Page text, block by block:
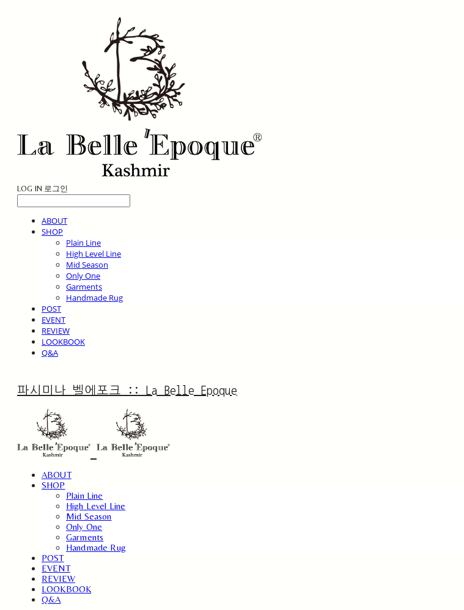
LOG IN 로그인
ABOUT
SHOP
Plain Line
High Level Line
Mid Season
Only One
Garments
Handmade Rug
POST
EVENT
REVIEW
LOOKBOOK
Q&A
파시미나 벨에포크 :: La Belle Epoque
ABOUT
SHOP
Plain Line
High Level Line
Mid Season
Only One
Garments
Handmade Rug
POST
EVENT
REVIEW
LOOKBOOK
Q&A